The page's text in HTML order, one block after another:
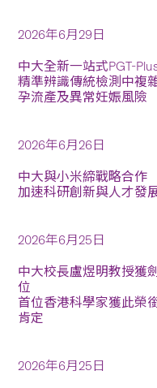
2026年6月29日
中大全新一站式PGT-
精準辨識傳統檢測中複
孕流產及異常妊娠風險
2026年6月26日
中大與小米締戰略合作
加速科研創新與人才發
2026年6月25日
中大校長盧煜明教授獲
位
首位香港科學家獲此榮
肯定
2026年6月25日